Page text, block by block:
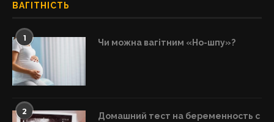
ВАГІТНІСТЬ
1 Чи можна вагітним «Но-шпу»?
2
Домашний тест на беременность с